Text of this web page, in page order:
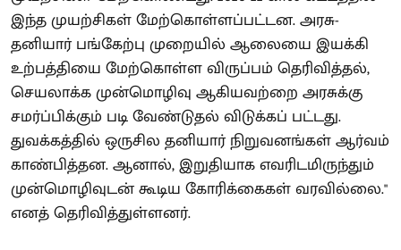
இந்த முயற்சிகள் மேற்கொள்ளப்பட்டன. அரசு-
தனியார் பங்கேற்பு முறையில் ஆலையை இயக்கி
உற்பத்தியை மேற்கொள்ள விருப்பம் தெரிவித்தல்,
செயலாக்க முன்மொழிவு ஆகியவற்றை அரசுக்கு
சமர்ப்பிக்கும் படி வேண்டுதல் விடுக்கப் பட்டது.
துவக்கத்தில் ஒருசில தனியார் நிறுவனங்கள் ஆர்வம்
காண்பித்தன. ஆனால், இறுதியாக எவரிடமிருந்தும்
முன்மொழிவுடன் கூடிய கோரிக்கைகள் வரவில்லை."
எனத் தெரிவித்துள்ளனர்.